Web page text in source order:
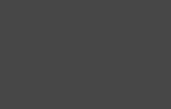
Rouge Pur Couture The Slim, 1 van 1